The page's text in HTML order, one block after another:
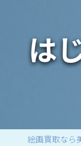
骨董品買
宅配・郵
消費者志
は
絵画買取なら